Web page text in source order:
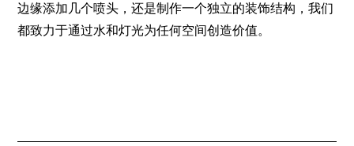
边缘添加几个喷头，还是制作一个独立的装饰结构，我们
都致力于通过水和灯光为任何空间创造价值。